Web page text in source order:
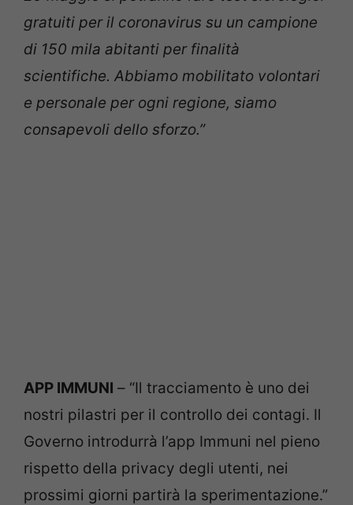
gratuiti per il coronavirus su un campione
di 150 mila abitanti per finalità
scientifiche. Abbiamo mobilitato volontari
e personale per ogni regione, siamo
consapevoli dello sforzo.”
APP IMMUNI – “Il tracciamento è uno dei
nostri pilastri per il controllo dei contagi. Il
Governo introdurrà l’app Immuni nel pieno
rispetto della privacy degli utenti, nei
prossimi giorni partirà la sperimentazione.”